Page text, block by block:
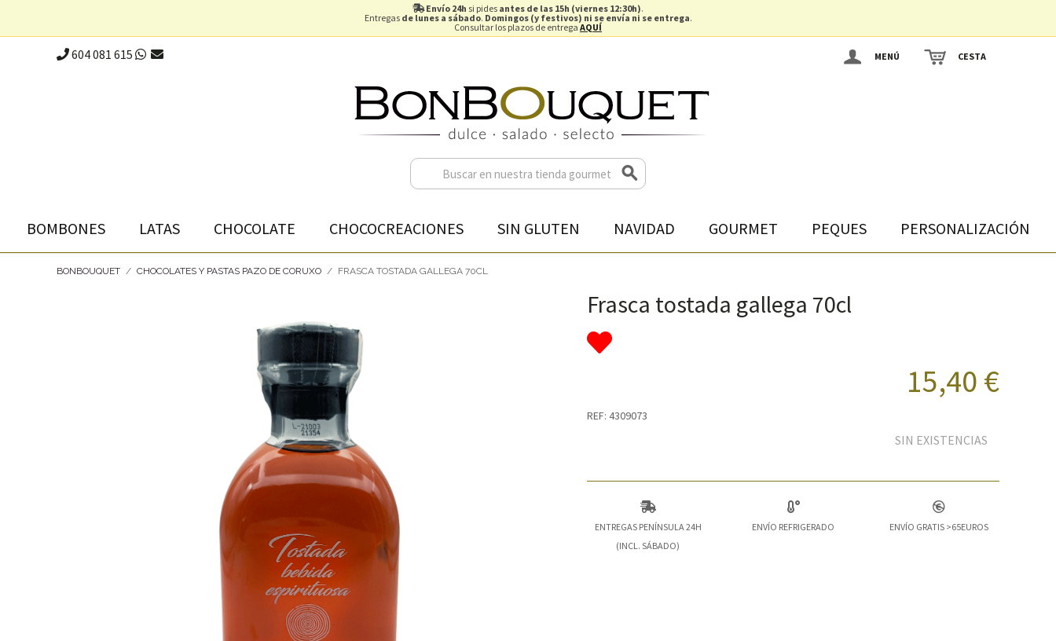
Envío 24h si pides antes de las 15h (viernes 12:30h).
Entregas de lunes a sábado. Domingos (y festivos) ni se envía ni se entrega.
Consultar los plazos de entrega AQUÍ
604 081 615 MENÚ CESTA
BOMBONES LATAS CHOCOLATE CHOCOCREACIONES SIN GLUTEN NAVIDAD GOURMET PEQUES PERSONALIZACIÓN
BONBOUQUET / CHOCOLATES Y PASTAS PAZO DE CORUXO / FRASCA TOSTADA GALLEGA 70CL
Frasca tostada gallega 70cl
15,40 €
REF: 4309073
SIN EXISTENCIAS
ENTREGAS PENÍNSULA 24H
(INCL. SÁBADO)
ENVÍO REFRIGERADO ENVÍO GRATIS >65EUROS